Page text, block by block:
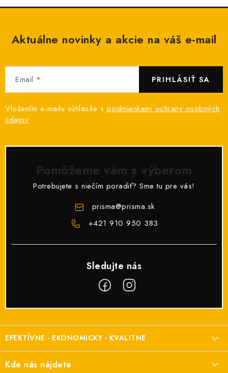
Aktuálne novinky a akcie na váš e-mail
Email
Vložením e-mailu súhlasíte s podmienkami ochrany osobných
údajov
PRIHLÁSIŤ SA
Pomôžeme vám s výberom
Potrebujete s niečím poradiť? Sme tu pre vás!
prisma@prisma.sk
+421 910 950 383
á
p
ä
EFEKTÍVNE - EKONOMICKY - KVALITNE
a elektroinštalácie
Kde nás nájdete